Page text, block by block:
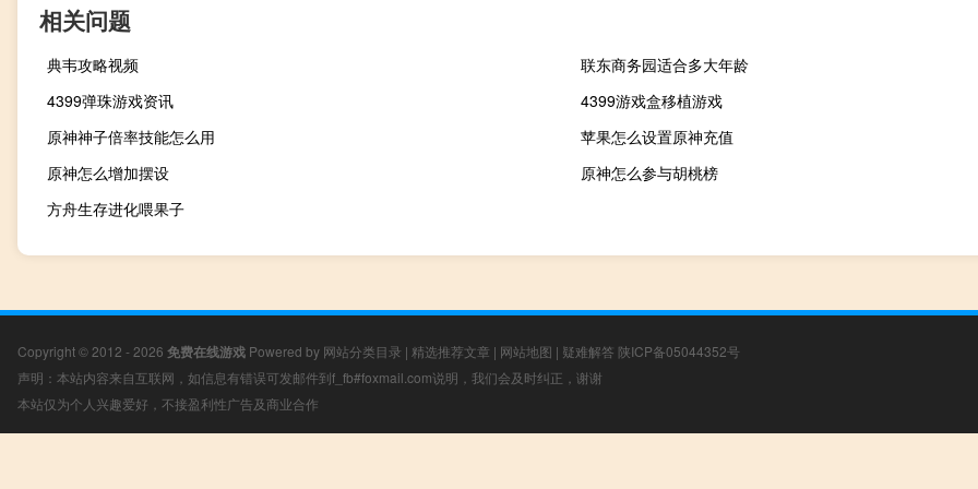
相关问题
典韦攻略视频
联东商务园适合多大年龄
4399弹珠游戏资讯
4399游戏盒移植游戏
原神神子倍率技能怎么用
苹果怎么设置原神充值
原神怎么增加摆设
原神怎么参与胡桃榜
方舟生存进化喂果子
Copyright © 2012 - 2026 免费在线游戏 Powered by 网站分类目录 | 精选推荐文章 | 网站地图 | 疑难解答 陕ICP备05044352号
声明：本站内容来自互联网，如信息有错误可发邮件到f_fb#foxmail.com说明，我们会及时纠正，谢谢
本站仅为个人兴趣爱好，不接盈利性广告及商业合作